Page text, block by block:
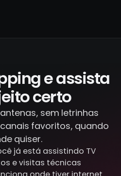
diferente de
e protegidos: não
dados de pagamento.
e assista
certo
sem letrinhas
favoritos, quando
quiser.
já está assistindo TV
e visitas técnicas